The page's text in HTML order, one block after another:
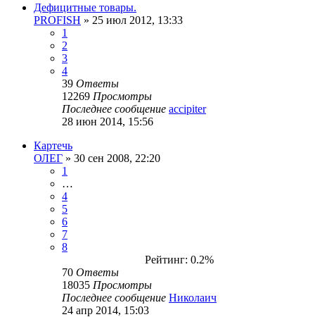
Дефицитные товары.
PROFISH » 25 июл 2012, 13:33
1
2
3
4
39 Ответы
12269 Просмотры
Последнее сообщение accipiter
28 июн 2014, 15:56
Картечь
ОЛЕГ » 30 сен 2008, 22:20
1
…
4
5
6
7
8
Рейтинг: 0.2%
70 Ответы
18035 Просмотры
Последнее сообщение Николаич
24 апр 2014, 15:03